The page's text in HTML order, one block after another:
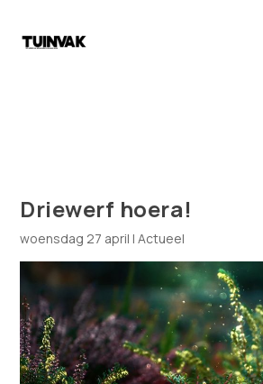
Driewerf hoera!
woensdag 27 april |Actueel